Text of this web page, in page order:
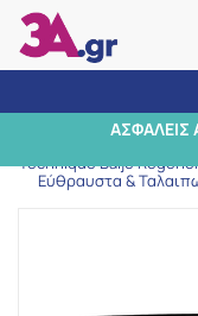
ΑΣΦΑΛΕΙΣ
Technique Baljé
Εύθραυστα &